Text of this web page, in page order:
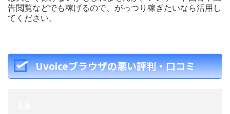
告閲覧などでも稼げるので、がっつり稼ぎたいなら活用し
てください。
Uvoiceブラウザの悪い評判・口コミ